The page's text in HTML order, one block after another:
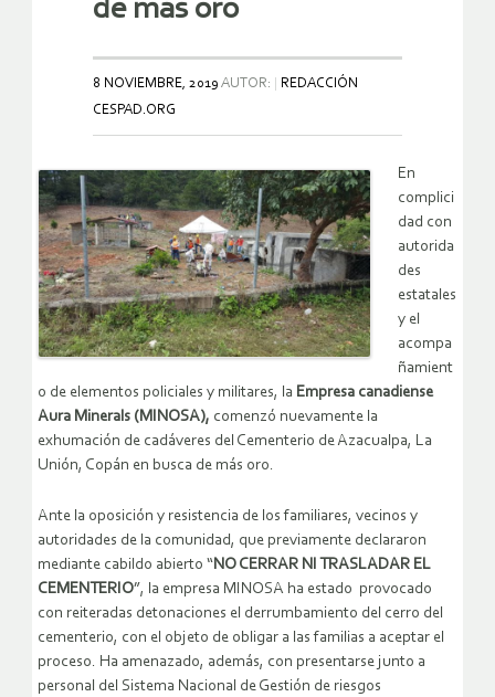
de más oro
8 NOVIEMBRE, 2019 AUTOR:
REDACCIÓN
CESPAD.ORG
En
complici
dad con
autorida
des
estatales
y el
acompa
ñamient
o de elementos policiales y militares, la Empresa canadiense
Aura Minerals (MINOSA), comenzó nuevamente la
exhumación de cadáveres del Cementerio de Azacualpa, La
Unión, Copán en busca de más oro.
Ante la oposición y resistencia de los familiares, vecinos y
autoridades de la comunidad, que previamente declararon
mediante cabildo abierto “NO CERRAR NI TRASLADAR EL
CEMENTERIO”, la empresa MINOSA ha estado provocado
con reiteradas detonaciones el derrumbamiento del cerro del
cementerio, con el objeto de obligar a las familias a aceptar el
proceso. Ha amenazado, además, con presentarse junto a
personal del Sistema Nacional de Gestión de riesgos